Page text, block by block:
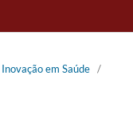
em Saúde /